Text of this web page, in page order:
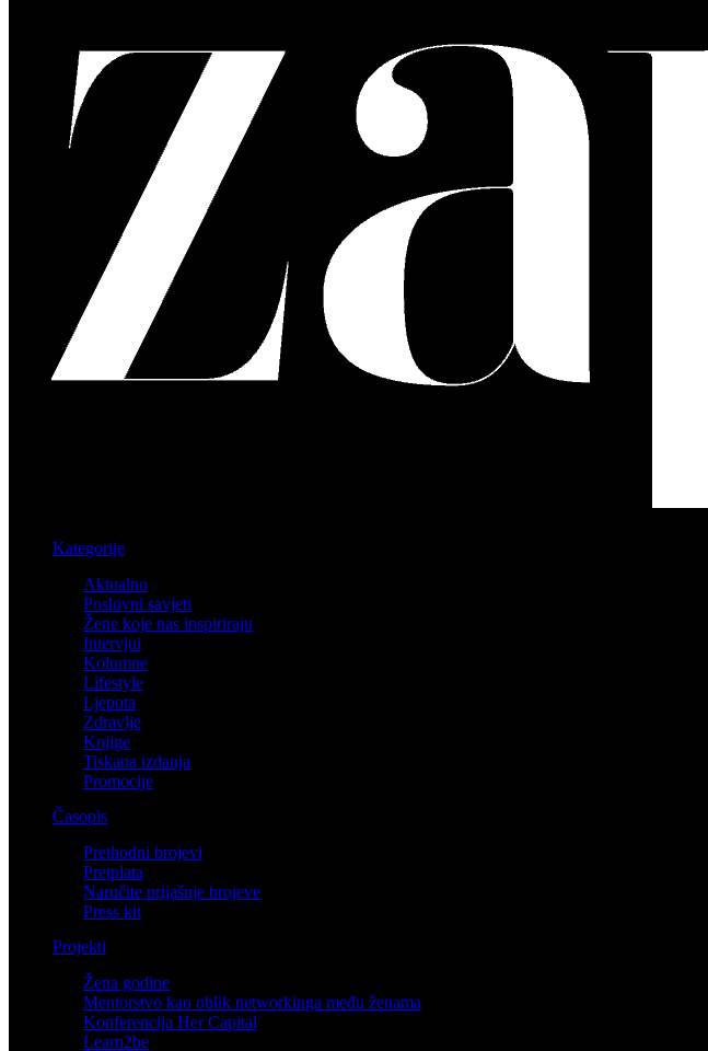
Kategorije
Aktualno
Poslovni savjeti
Žene koje nas inspiriraju
Intervjui
Kolumne
Lifestyle
Ljepota
Zdravlje
Knjige
Tiskana izdanja
Promocije
Časopis
Prethodni brojevi
Pretplata
Naručite prijašnje brojeve
Press kit
Projekti
Žena godine
Mentorstvo kao oblik networkinga među ženama
Konferencija Her Capital
Learn2be